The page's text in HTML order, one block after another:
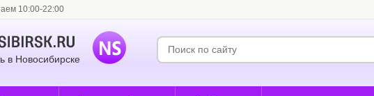
10:00-22:00
в Новосибирске